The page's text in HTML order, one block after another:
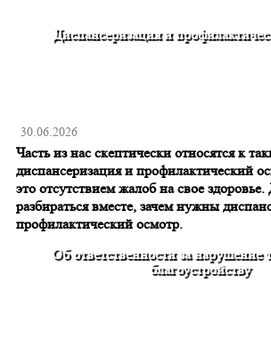
Диспансеризация и
30.06.2026
Часть из нас скептически относятся к
диспансеризация и профилактический
это отсутствием жалоб на свое здоровье.
разбираться вместе, зачем нужны
профилактический осмотр.
Об ответственности за нарушение
благоустройству